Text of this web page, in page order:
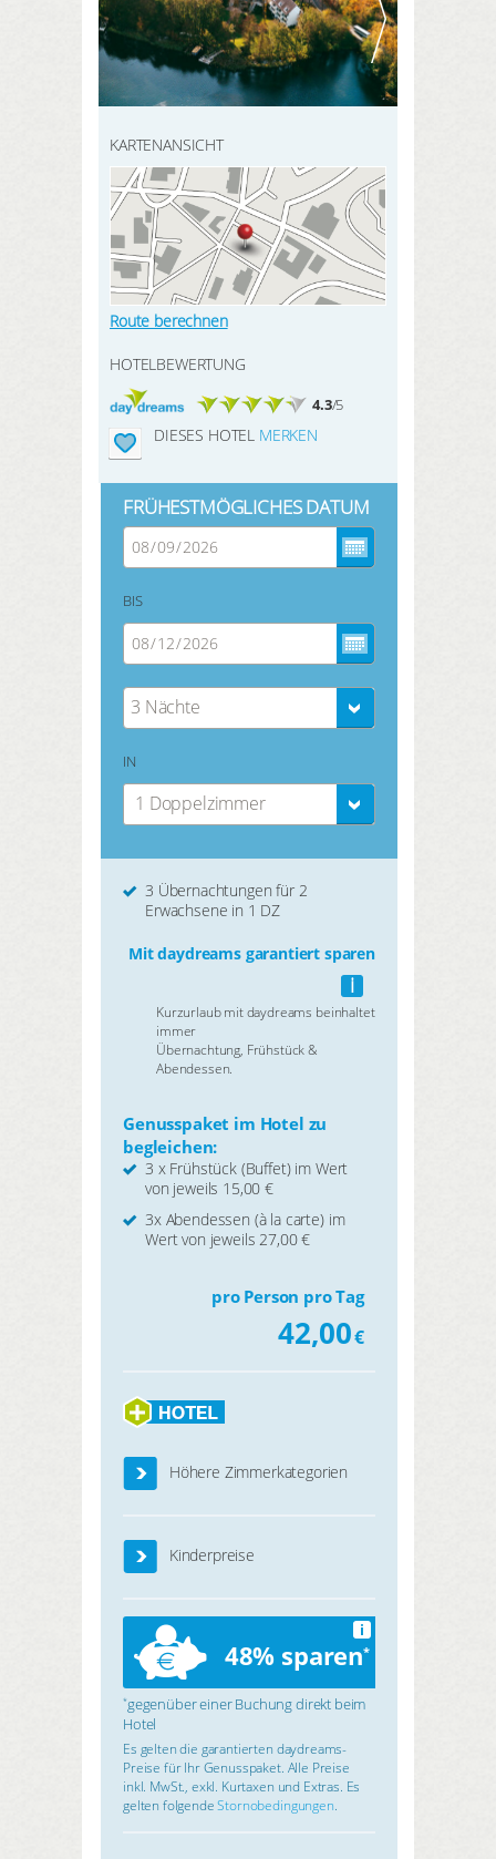
HIER REGISTRIEREN
Meine Buchungen
Meine Produkte
ANMELDEN
SUCHEN
KARTENANSICHT
Route berechnen
HOTELBEWERTUNG
4.3/5
DIESES HOTEL MERKEN
FRÜHESTMÖGLICHES DATUM
BIS
3 Nächte
IN
1 Doppelzimmer
3 Übernachtungen für 2
Erwachsene in 1 DZ
Mit daydreams garantiert sparen
i
Kurzurlaub mit daydreams beinhaltet
immer
Übernachtung, Frühstück &
Abendessen.
Genusspaket im Hotel zu
begleichen:
3 x Frühstück (Buffet) im Wert
von jeweils 15,00 €
3x Abendessen (à la carte) im
Wert von jeweils 27,00 €
pro Person pro Tag
42,00€
Höhere Zimmerkategorien
Kinderpreise
48% sparen*
i
*gegenüber einer Buchung direkt beim
Hotel
Es gelten die garantierten daydreams-
Preise für Ihr Genusspaket. Alle Preise
inkl. MwSt., exkl. Kurtaxen und Extras. Es
gelten folgendeStornobedingungen.